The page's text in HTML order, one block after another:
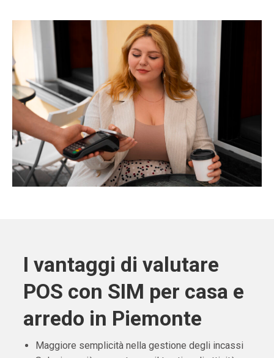
I vantaggi di valutare
POS con SIM per casa e
arredo in Piemonte
Maggiore semplicità nella gestione degli incassi